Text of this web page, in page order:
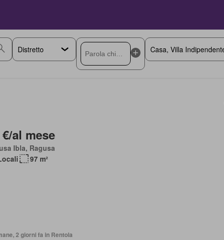
al mese
Ibla, Ragusa
97 m²
2 giorni fa in Rentola